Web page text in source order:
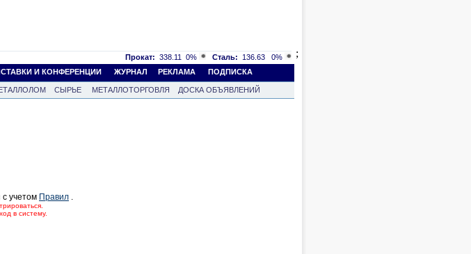
Прокат: 338.11 0% Сталь: 136.63
0%
И КОНФЕРЕНЦИИ ЖУРНАЛ РЕКЛАМА ПОДПИСКА
СЫРЬЕ МЕТАЛЛОТОРГОВЛЯ
ДОСКА ОБЪЯВЛЕНИЙ
;
учетом Правил
в систему.